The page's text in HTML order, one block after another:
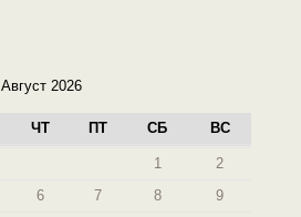
Август 2026
ЧТ ПТ СБ ВС
1
2
6 7 8
9